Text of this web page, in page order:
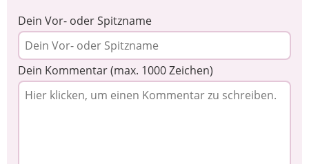
Dein Vor- oder Spitzname
Dein Kommentar (max. 1000 Zeichen)